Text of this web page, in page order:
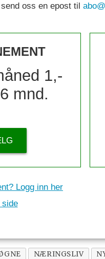
oss en epost til
1,-
mnd.
Logg inn her
side
NÆRINGSLIV